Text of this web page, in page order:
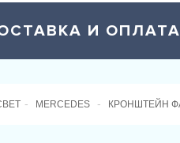
И ОПЛАТА
MERCEDES КРОНШТЕЙН